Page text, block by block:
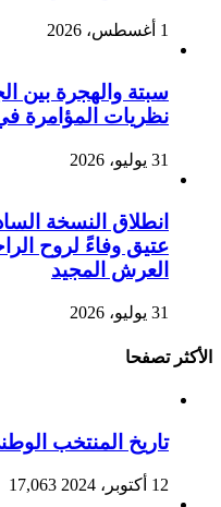
1 أغسطس، 2026
سبتة والهجرة بين
نظريات المؤامرة
31 يوليو، 2026
انطلاق النسخة
عتيق وفاءً لروح
العرش المجيد
31 يوليو، 2026
الأكثر تصفحا
تاريخ المنتخب
12 أكتوبر، 2024 17,063